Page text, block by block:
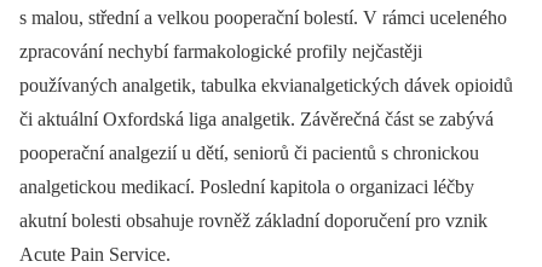
s malou, střední a velkou pooperační bolestí. V rámci uceleného
zpracování nechybí farmakologické profily nejčastěji
používaných analgetik, tabulka ekvianalgetických dávek opioidů
či aktuální Oxfordská liga analgetik. Závěrečná část se zabývá
pooperační analgezií u dětí, seniorů či pacientů s chronickou
analgetickou medikací. Poslední kapitola o organizaci léčby
akutní bolesti obsahuje rovněž základní doporučení pro vznik
Acute Pain Service.